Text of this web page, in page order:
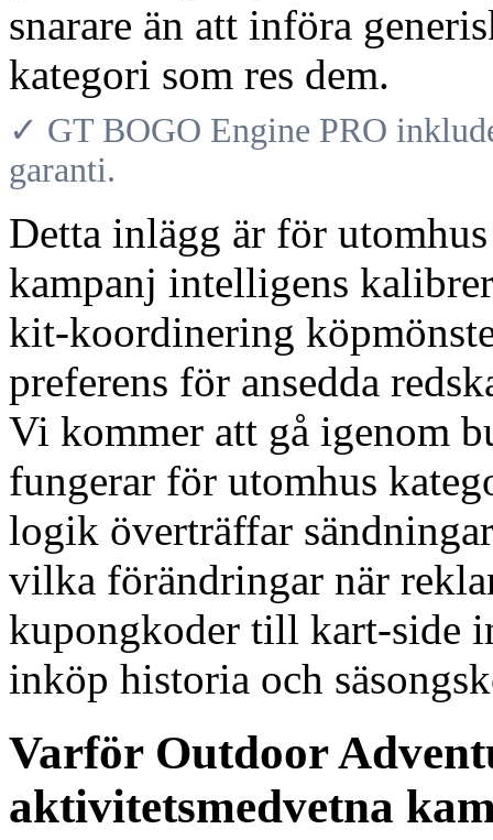
snarare än att införa
kategori som res dem.
✓ GT BOGO Engine PRO
garanti.
Detta inlägg är för
kampanj intelligens
kit-koordinering
preferens för ansedda
Vi kommer att gå igenom
fungerar för utomhus
logik överträffar
vilka förändringar när
kupongkoder till kart-side
inköp historia och
Varför Outdoor
aktivitetsmedvetna